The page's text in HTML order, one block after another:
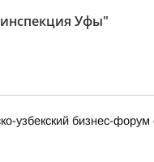
Уфы"
узбекский бизнес-